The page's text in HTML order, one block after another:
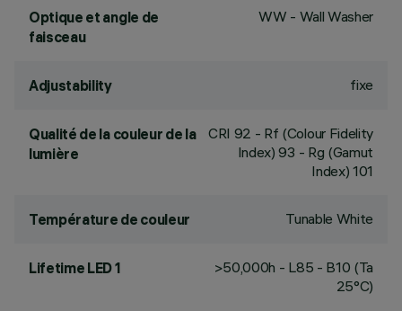
Optique et angle de
faisceau
WW - Wall Washer
Adjustability fixe
Qualité de la couleur de la
lumière
CRI 92 - Rf (Colour Fidelity
Index) 93 - Rg (Gamut
Index) 101
Température de couleur Tunable White
Lifetime LED 1
>50,000h - L85 - B10 (Ta
25°C)